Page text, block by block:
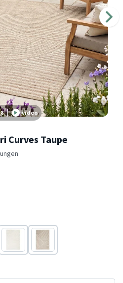
8 video
Curves Taupe
Weiß
Taupe